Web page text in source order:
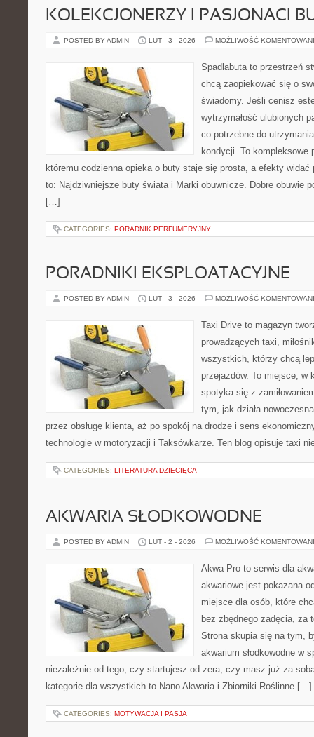
KOLEKCJONERZY I PASJONACI
POSTED BY ADMIN LUT - 3 - 2026 MOŻLIWOŚĆ
Spadlabuta to przestrzeń
chcą zaopiekować się o
świadomy. Jeśli cenisz
wytrzymałość ulubionych
co potrzebne do
kondycji. To kompleksowe
któremu codzienna opieka o buty staje się prosta, a efekty
to: Najdziwniejsze buty świata i Marki obuwnicze. Dobre obuwie
[…]
CATEGORIES: PORADNIK PERFUMERYJNY
PORADNIKI EKSPLOATACYJNE
POSTED BY ADMIN LUT - 3 - 2026 MOŻLIWOŚĆ
Taxi Drive to magazyn
prowadzących taxi,
wszystkich, którzy chcą
przejazdów. To miejsce, w
spotyka się z
tym, jak działa
przez obsługę klienta, aż po spokój na drodze i sens
technologie w motoryzacji i Taksówkarze. Ten blog opisuje taxi
CATEGORIES: LITERATURA DZIECIĘCA
AKWARIA SŁODKOWODNE
POSTED BY ADMIN LUT - 2 - 2026 MOŻLIWOŚĆ
Akwa-Pro to serwis dla
akwariowe jest pokazana
miejsce dla osób, które
bez zbędnego zadęcia, za
Strona skupia się na tym,
akwarium słodkowodne w
niezależnie od tego, czy startujesz od zera, czy masz już za
kategorie dla wszystkich to Nano Akwaria i Zbiorniki Roślinne […]
CATEGORIES: MOTYWACJA I PASJA